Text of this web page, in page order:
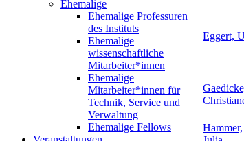
Ehemalige
Ehemalige Professuren
des Instituts
Ehemalige
wissenschaftliche
Mitarbeiter*innen
Ehemalige
Mitarbeiter*innen für
Technik, Service und
Verwaltung
Ehemalige Fellows
Eggert,
Hammer,